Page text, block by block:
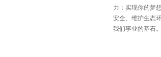
力；实现你的梦
安全、维护生态
我们事业的基石。